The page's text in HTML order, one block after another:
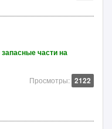
части на
Просмотры: 2122